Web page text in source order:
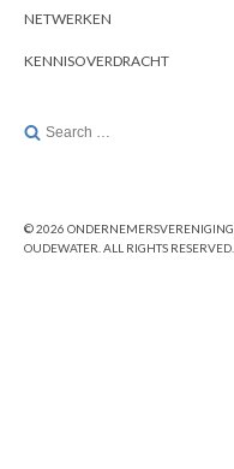
NETWERKEN
KENNISOVERDRACHT
Search
© 2026 ONDERNEMERSVERENIGING
OUDEWATER. ALL RIGHTS RESERVED.